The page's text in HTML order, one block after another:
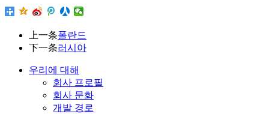
上一条폴란드
下一条러시아
우리에 대해
회사 프로필
회사 문화
개발 경로